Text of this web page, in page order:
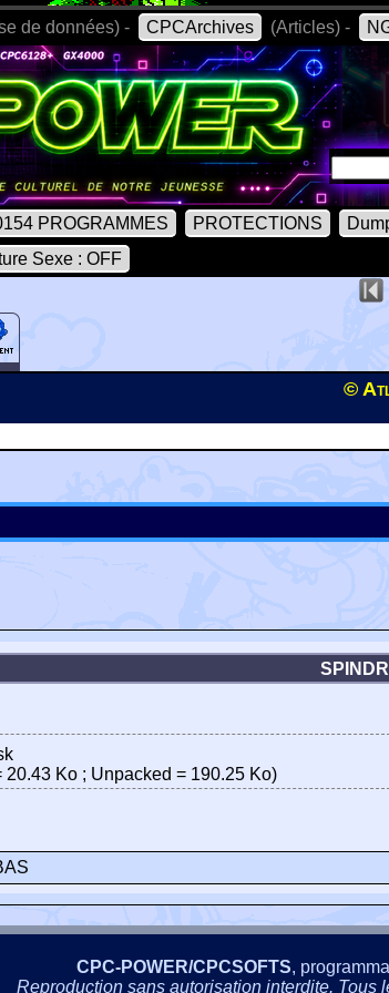
de données) - CPCArchives (Articles) -
PROGRAMMES PROTECTIONS
Sexe : OFF
©
Ko ; Unpacked = 190.25 Ko)
CPC-POWER/CPCSOFTS,
Reproduction sans autorisation interdite. Tous